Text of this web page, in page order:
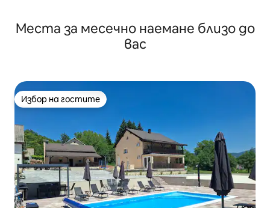
Места за месечно наемане близо до
вас
Избор на гостите
Избор на гостите